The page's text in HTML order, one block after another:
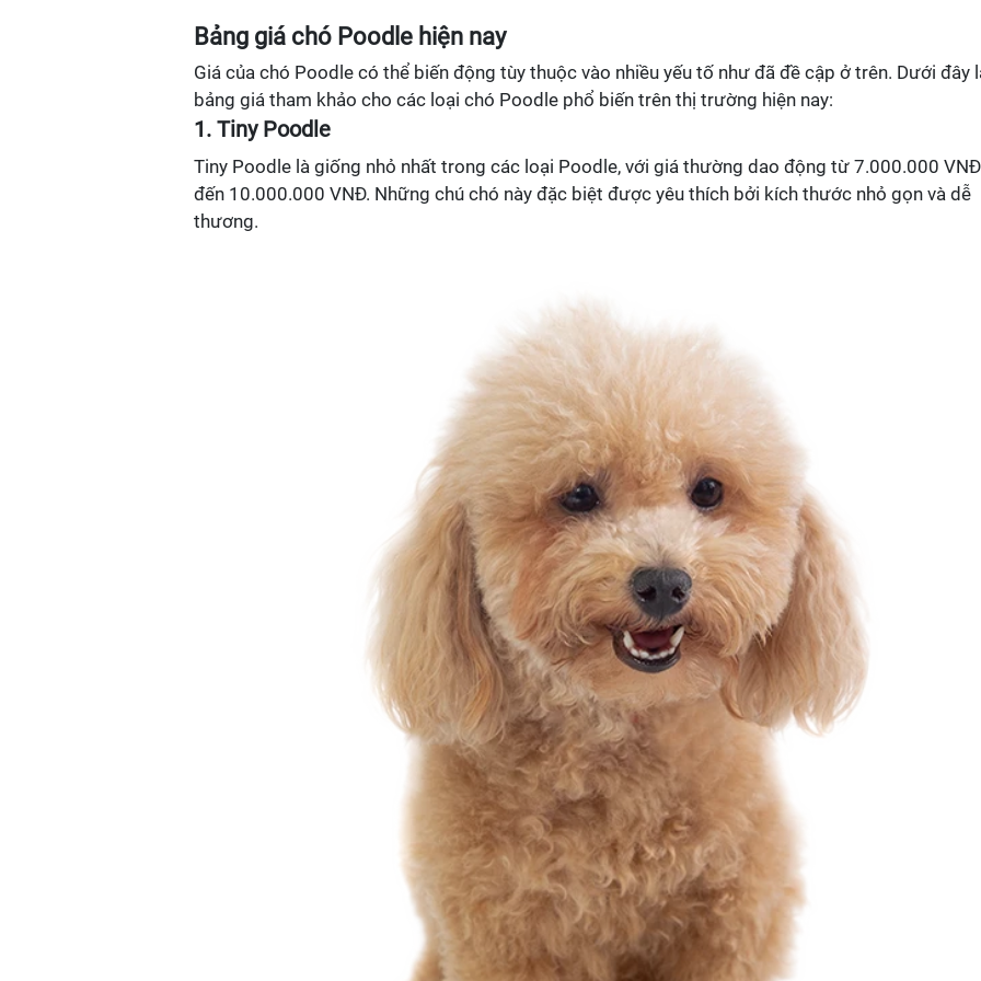
Bảng giá chó Poodle hiện nay
Giá của chó Poodle có thể biến động tùy thuộc vào nhiều yếu tố như đã đề cập ở trên. Dưới đây
bảng giá tham khảo cho các loại chó Poodle phổ biến trên thị trường hiện nay:
1. Tiny Poodle
Tiny Poodle là giống nhỏ nhất trong các loại Poodle, với giá thường dao động từ 7.000.000 VNĐ
đến 10.000.000 VNĐ. Những chú chó này đặc biệt được yêu thích bởi kích thước nhỏ gọn và dễ
thương.